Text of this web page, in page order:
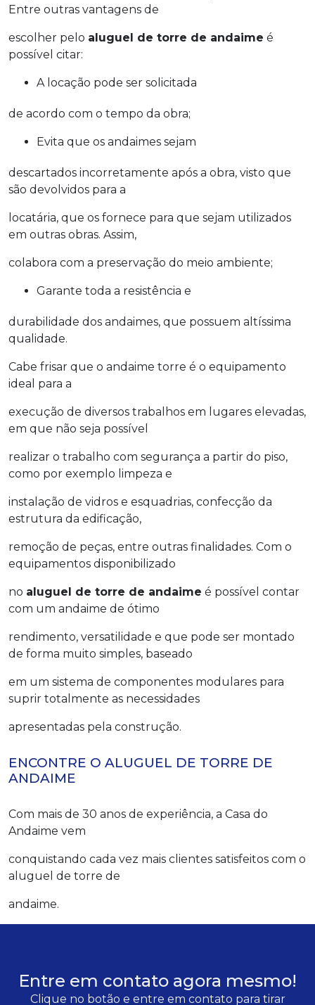
Entre outras vantagens de
escolher pelo aluguel de torre de andaime é
possível citar:
A locação pode ser solicitada
de acordo com o tempo da obra;
Evita que os andaimes sejam
descartados incorretamente após a obra, visto que
são devolvidos para a
locatária, que os fornece para que sejam utilizados
em outras obras. Assim,
colabora com a preservação do meio ambiente;
Garante toda a resistência e
durabilidade dos andaimes, que possuem altíssima
qualidade.
Cabe frisar que o andaime torre é o equipamento
ideal para a
execução de diversos trabalhos em lugares elevadas,
em que não seja possível
realizar o trabalho com segurança a partir do piso,
como por exemplo limpeza e
instalação de vidros e esquadrias, confecção da
estrutura da edificação,
remoção de peças, entre outras finalidades. Com o
equipamentos disponibilizado
no aluguel de torre de andaime é possível contar
com um andaime de ótimo
rendimento, versatilidade e que pode ser montado
de forma muito simples, baseado
em um sistema de componentes modulares para
suprir totalmente as necessidades
apresentadas pela construção.
ENCONTRE O ALUGUEL DE TORRE DE
ANDAIME
Com mais de 30 anos de experiência, a Casa do
Andaime vem
conquistando cada vez mais clientes satisfeitos com o
aluguel de torre de
andaime.
Entre em contato agora mesmo!
Clique no botão e entre em contato para tirar